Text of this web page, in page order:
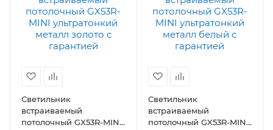
Светильник
встраиваемый
потолочный GX53R-MINI
Светильник
встраиваемый
потолочный GX53R-MINI